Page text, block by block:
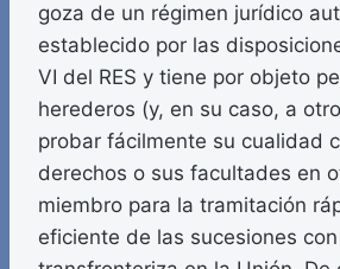
goza de un régimen jurídico
establecido por las
VI del RES y tiene por objeto
herederos (y, en su caso, a
probar fácilmente su cualidad
derechos o sus facultades en
miembro para la tramitación
eficiente de las sucesiones